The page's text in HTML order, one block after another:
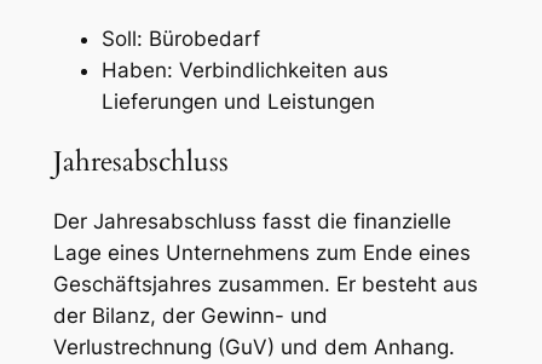
Soll: Bürobedarf
Haben: Verbindlichkeiten aus
Lieferungen und Leistungen
Jahresabschluss
Der Jahresabschluss fasst die finanzielle
Lage eines Unternehmens zum Ende eines
Geschäftsjahres zusammen. Er besteht aus
der Bilanz, der Gewinn- und
Verlustrechnung (GuV) und dem Anhang.